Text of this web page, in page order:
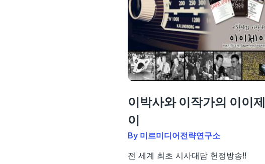
이박사와 이작가의 이이제
이
By 미르미디어전략연구소
전 세계 최초 시사대담 헌정방송!!